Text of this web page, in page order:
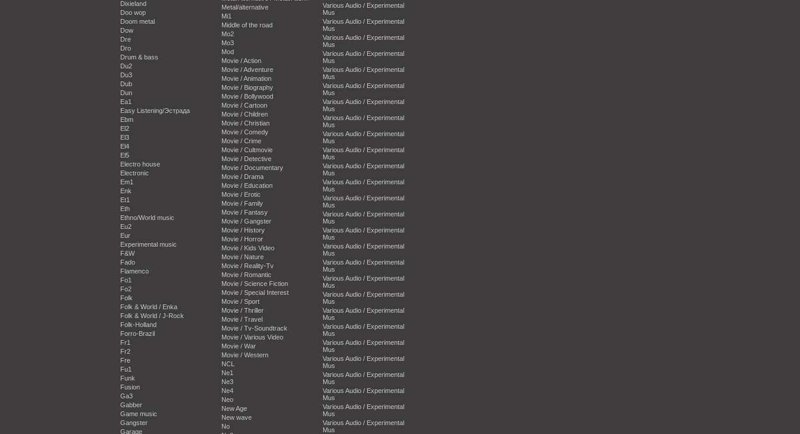
Dixieland
Doo wop
Doom metal
Dow
Dre
Dro
Drum & bass
Du2
Du3
Dub
Dun
Ea1
Easy Listening/Эстрада
Ebm
El2
El3
El4
El5
Electro house
Electronic
Em1
Enk
Et1
Eth
Ethno/World music
Eu2
Eur
Experimental music
F&W
Fado
Flamenco
Fo1
Fo2
Folk
Folk & World / Enka
Folk & World / J-Rock
Folk-Holland
Forro-Brazil
Fr1
Fr2
Fre
Fu1
Funk
Fusion
Ga3
Gabber
Game music
Gangster
Garage
Metal/alternative
Mi1
Middle of the road
Mo2
Mo3
Mod
Movie / Action
Movie / Adventure
Movie / Animation
Movie / Biography
Movie / Bollywood
Movie / Cartoon
Movie / Children
Movie / Christian
Movie / Comedy
Movie / Crime
Movie / Cultmovie
Movie / Detective
Movie / Documentary
Movie / Drama
Movie / Education
Movie / Erotic
Movie / Family
Movie / Fantasy
Movie / Gangster
Movie / History
Movie / Horror
Movie / Kids Video
Movie / Nature
Movie / Reality-Tv
Movie / Romantic
Movie / Science Fiction
Movie / Special Interest
Movie / Sport
Movie / Thriller
Movie / Travel
Movie / Tv-Soundtrack
Movie / Various Video
Movie / War
Movie / Western
NCL
Ne1
Ne3
Ne4
Neo
New Age
New wave
No
Various Audio / Experimental
Mus
Various Audio / Experimental
Mus
Various Audio / Experimental
Mus
Various Audio / Experimental
Mus
Various Audio / Experimental
Mus
Various Audio / Experimental
Mus
Various Audio / Experimental
Mus
Various Audio / Experimental
Mus
Various Audio / Experimental
Mus
Various Audio / Experimental
Mus
Various Audio / Experimental
Mus
Various Audio / Experimental
Mus
Various Audio / Experimental
Mus
Various Audio / Experimental
Mus
Various Audio / Experimental
Mus
Various Audio / Experimental
Mus
Various Audio / Experimental
Mus
Various Audio / Experimental
Mus
Various Audio / Experimental
Mus
Various Audio / Experimental
Mus
Various Audio / Experimental
Mus
Various Audio / Experimental
Mus
Various Audio / Experimental
Mus
Various Audio / Experimental
Mus
Various Audio / Experimental
Mus
Various Audio / Experimental
Mus
Various Audio / Experimental
Mus